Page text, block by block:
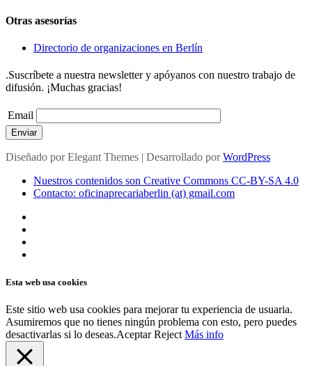
Otras asesorías
Directorio de organizaciones en Berlín
.Suscríbete a nuestra newsletter y apóyanos con nuestro trabajo de
difusión. ¡Muchas gracias!
Email
Enviar
Diseñado porElegant Themes | Desarrollado porWordPress
Nuestros contenidos son Creative Commons CC-BY-SA 4.0
Contacto: oficinaprecariaberlin (at) gmail.com
Esta web usa cookies
Este sitio web usa cookies para mejorar tu experiencia de usuaria.
Asumiremos que no tienes ningún problema con esto, pero puedes
desactivarlas si lo deseas.Aceptar Reject Más info